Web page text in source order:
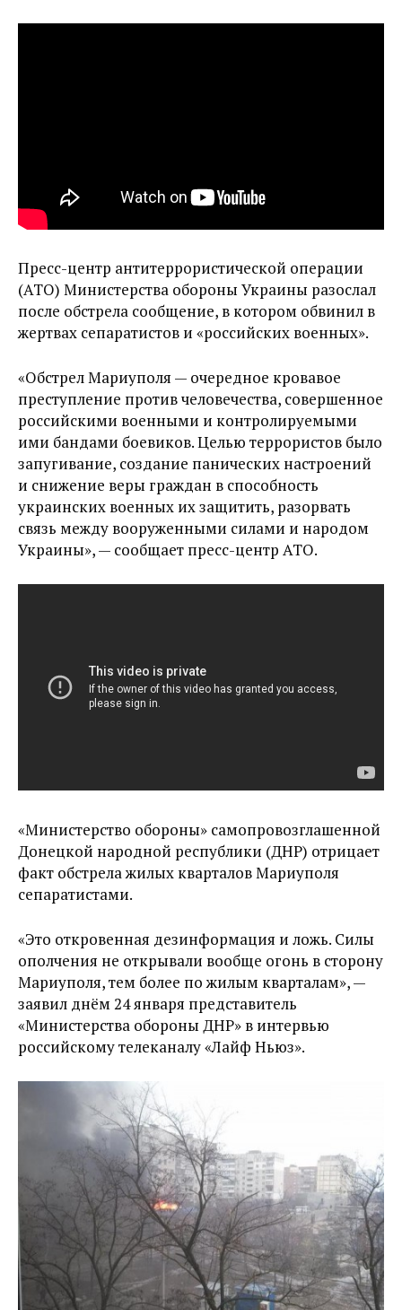
Пресс-центр антитеррористической операции
(АТО) Министерства обороны Украины разослал
после обстрела сообщение, в котором обвинил в
жертвах сепаратистов и «российских военных».
«Обстрел Мариуполя — очередное кровавое
преступление против человечества, совершенное
российскими военными и контролируемыми
ими бандами боевиков. Целью террористов было
запугивание, создание панических настроений
и снижение веры граждан в способность
украинских военных их защитить, разорвать
связь между вооруженными силами и народом
Украины», — сообщает пресс-центр АТО.
«Министерство обороны» самопровозглашенной
Донецкой народной республики (ДНР) отрицает
факт обстрела жилых кварталов Мариуполя
сепаратистами.
«Это откровенная дезинформация и ложь. Силы
ополчения не открывали вообще огонь в сторону
Мариуполя, тем более по жилым кварталам», —
заявил днём 24 января представитель
«Министерства обороны ДНР» в интервью
российскому телеканалу «Лайф Ньюз».